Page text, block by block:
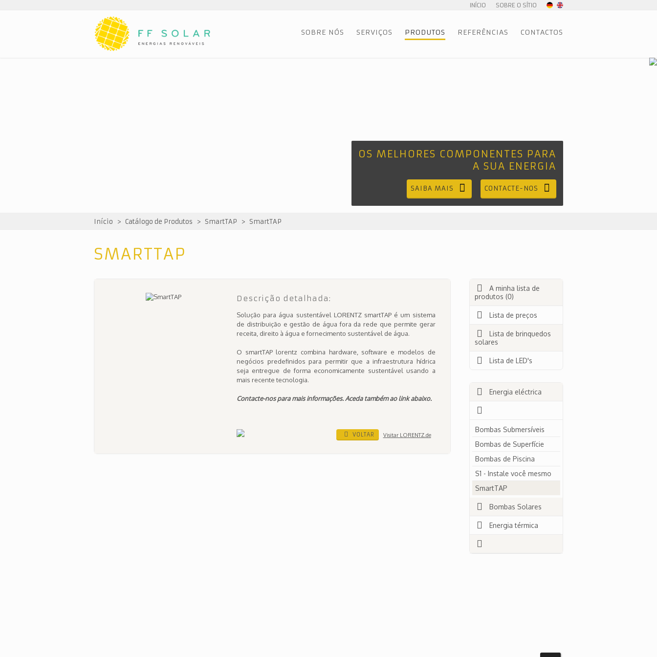
INÍCIO SOBRE O SÍTIO
SOBRE NÓS SERVIÇOS PRODUTOS REFERÊNCIAS CONTACTOS
OS MELHORES COMPONENTES PARA
A SUA ENERGIA
SAIBA MAIS CONTACTE-NOS
Início > Catálogo de Produtos > SmartTAP > SmartTAP
SMARTTAP
Descrição detalhada:
Solução para água sustentável LORENTZ smartTAP é um sistema
de distribuição e gestão de água fora da rede que permite gerar
receita, direito à água e fornecimento sustentável de água.
O smartTAP lorentz combina hardware, software e modelos de
negócios predefinidos para permitir que a infraestrutura hídrica
seja entregue de forma economicamente sustentável usando a
mais recente tecnologia.
Contacte-nos para mais informações. Aceda também ao link abaixo.
Visitar LORENTZ.de
VOLTAR
A minha lista de
produtos (0)
Lista de preços
Lista de brinquedos
solares
Lista de LED's
Energia eléctrica
Bombas Submersíveis
Bombas de Superfície
Bombas de Piscina
S1 - Instale você mesmo
SmartTAP
Bombas Solares
Energia térmica